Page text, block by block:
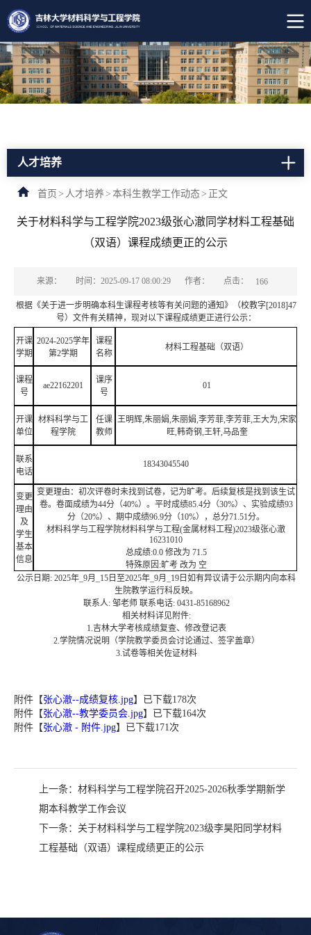
人才培养
首页 > 人才培养 > 本科生教学工作动态> 正文
关于材料科学与工程学院2023级张心澈同学材料工程基础
（双语）课程成绩更正的公示
来源： 时间：2025-09-17 08:00:29 作者： 点击： 166
根据《关于进一步明确本科生课程考核等有关问题的通知》（校教字[2018]47
号）文件有关精神，现对以下课程成绩更正进行公示：
开课
学期
2024-2025学年
第2学期
课程
名称
材料工程基础（双语）
课程
号
ae22162201
课序
号
01
开课
单位
材料科学与工
程学院
任课
教师
王明辉,朱丽娟,朱丽娟,李芳菲,李芳菲,王大为,宋家
旺,韩奇钢,王轩,马品奎
联系
电话
18343045540
变更
理由
及
学生
基本
信息
变更理由：初次评卷时未找到试卷，记为旷考。后续复核是找到该生试
卷。卷面成绩为44分（40%）。平时成绩85.4分（30%）、实验成绩93
分（20%）、期中成绩96.9分（10%），总分71.51分。
材料科学与工程学院材料科学与工程(金属材料工程)2023级张心澈
16231010
总成绩:0.0 修改为 71.5
特殊原因:旷考 改为 空
公示日期: 2025年_9月_15日至2025年_9月_19日如有异议请于公示期内向本科
生院教学运行科反映。
联系人: 邹老师 联系电话: 0431-85168962
相关材料详见附件:
1.吉林大学考核成绩复查、修改登记表
2.学院情况说明（学院教学委员会讨论通过、签字盖章）
3.试卷等相关佐证材料
附件【张心澈--成绩复核.jpg】已下载178次
附件【张心澈--教学委员会.jpg】已下载164次
附件【张心澈 - 附件.jpg】已下载171 次
上一条： 材料科学与工程学院召开2025-2026秋季学期新学
期本科教学工作会议
下一条： 关于材料科学与工程学院2023级李昊阳同学材料
工程基础（双语）课程成绩更正的公示